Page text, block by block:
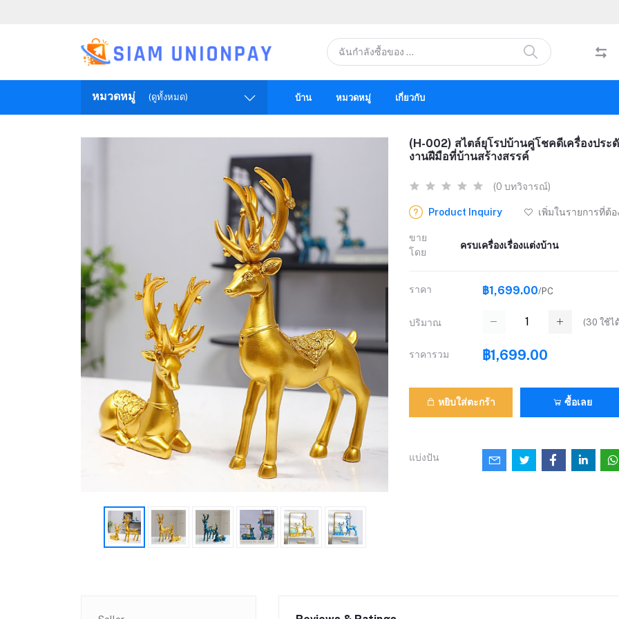
หมวดหมู่ (ดูทั้งหมด) บ้าน หมวดหมู่ เกี่ยวกับ
(H-002) สไตล์ยุโรปบ้านคู่โชคดีเครื่องประ
งานฝีมือที่บ้านสร้างสรรค์
(0 บทวิจารณ์)
Product Inquiry เพิ่มในรายการที่ต้อ
ขาย
โดย
ครบเครื่องเรื่องแต่งบ้าน
ราคา ฿1,699.00/PC
ปริมาณ (30 ใช้ไ
ราคารวม ฿1,699.00
หยิบใส่ตะกร้า ซื้อเลย
แบ่งปัน